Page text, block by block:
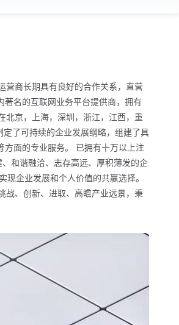
营商长期具有良好的合作关系，直营
名的互联网业务平台提供商，拥有
北京，上海，深圳，浙江，江西，重
了可持续的企业发展纲略，组建了具
面的专业服务。 已拥有十万以上注
和谐融洽、志存高远、厚积薄发的企
企业发展和个人价值的共赢选择。
战、创新、进取、高瞻产业远景，秉